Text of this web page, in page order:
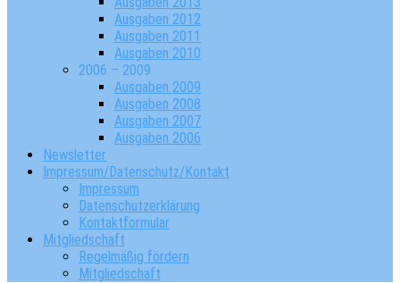
Ausgaben 2012
Ausgaben 2011
Ausgaben 2010
2006 – 2009
Ausgaben 2009
Ausgaben 2008
Ausgaben 2007
Ausgaben 2006
Newsletter
Impressum/Datenschutz/Kontakt
Impressum
Datenschutzerklärung
Kontaktformular
Mitgliedschaft
Regelmäßig fördern
Mitgliedschaft